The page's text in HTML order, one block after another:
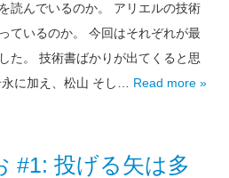
読んでいるのか。 アリエルの技術
ているのか。 今回はそれぞれが最
た。 技術書ばかりが出てくると思
に加え、松山 そし… Read more »
#1: 投げる矢は多